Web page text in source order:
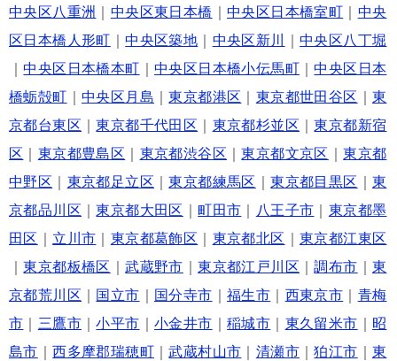
中央区八重洲
中央区東日本橋 ｜中央区日本橋室町
中央
区日本橋人形町
｜中央区築地 中央区新川 ｜中央区八丁堀
｜中央区日本橋本町 ｜中央区日本橋小伝馬町 ｜中央区日本
橋蛎殻町
｜中央区月島 ｜東京都港区 東京都世田谷区 ｜東
京都台東区
｜東京都千代田区 東京都杉並区 ｜東京都新宿
区
東京都豊島区 東京都渋谷区 ｜東京都文京区 ｜東京都
中野区
東京都足立区 ｜東京都練馬区 ｜東京都目黒区 ｜東
京都品川区
｜東京都大田区 町田市 八王子市
東京都墨
田区
立川市 東京都葛飾区 東京都北区 ｜東京都江東区
｜東京都板橋区 ｜武蔵野市 ｜東京都江戸川区 ｜調布市 ｜東
京都荒川区
国立市 国分寺市 ｜福生市 西東京市
青梅
市
三鷹市 ｜小平市 ｜小金井市 ｜稲城市 東久留米市
昭
島市
西多摩郡瑞穂町 ｜武蔵村山市 清瀬市 ｜狛江市 ｜東